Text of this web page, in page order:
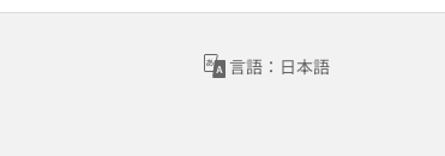
言語：日本語